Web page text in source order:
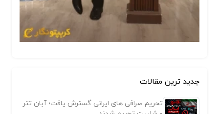
جدید ترین مقالات
تحریم صرافی های ایرانی گسترش یافت؛ آبان تتر